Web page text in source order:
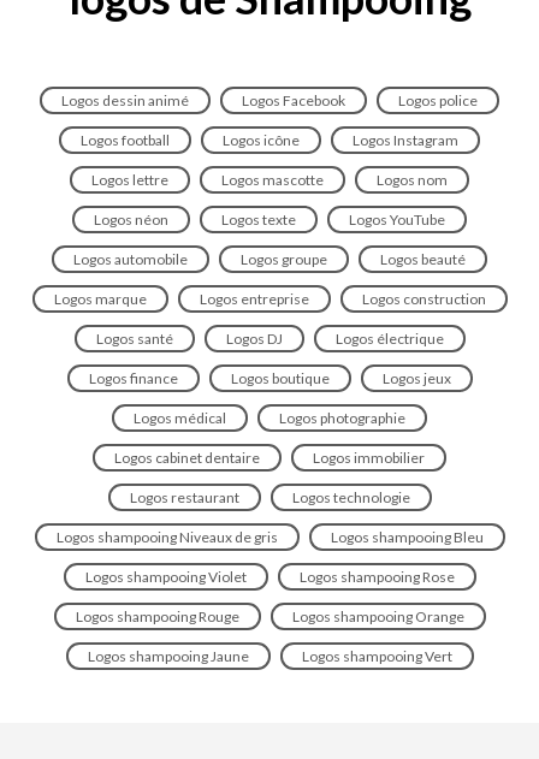
Logos dessin animé Logos Facebook Logos police
Logos football Logos icône Logos Instagram
Logos lettre Logos mascotte Logos nom
Logos néon Logos texte Logos YouTube
Logos automobile Logos groupe Logos beauté
Logos marque Logos entreprise Logos construction
Logos santé Logos DJ Logos électrique
Logos finance Logos boutique Logos jeux
Logos médical Logos photographie
Logos cabinet dentaire Logos immobilier
Logos restaurant Logos technologie
Logos shampooing Niveaux de gris Logos shampooing Bleu
Logos shampooing Violet Logos shampooing Rose
Logos shampooing Rouge Logos shampooing Orange
Logos shampooing Jaune Logos shampooing Vert